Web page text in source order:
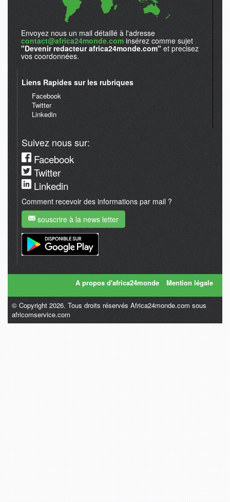
Envoyez nous un mail détaillé à l'adresse
contact@africa24monde.com insérez comme sujet
"Devenir redacteur africa24monde.com" et precisez
vos coordonnées.
Liens Rapides sur les rubriques
Facebook
Twitter
Linkedin
Suivez nous sur:
Facebook
Twitter
Linkedin
Comment recevoir des informations par mail ?
souscrire à la news letter
A propos d'africa24monde Mention légale
© Copyright 2026. Tous droits réservés Africa24monde.com sous
africomservice.com